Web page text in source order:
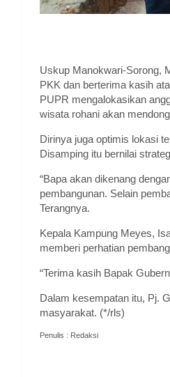
Uskup Manokwari-Sorong,
PKK dan berterima kasih
PUPR mengalokasikan
wisata rohani akan
Dirinya juga optimis lokasi
Disamping itu bernilai
“Bapa akan dikenang
pembangunan. Selain
Terangnya.
Kepala Kampung Meyes,
memberi perhatian
“Terima kasih Bapak
Dalam kesempatan itu, Pj.
masyarakat. (*/rls)
Penulis : Redaksi